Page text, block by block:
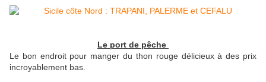
Le port de pêche
Le bon endroit pour manger du thon rouge délicieux à des prix
incroyablement bas.